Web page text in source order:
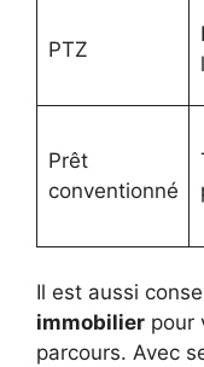
PTZ
Prêt
conventionné
Il est aussi
immobilier pour
parcours. Avec